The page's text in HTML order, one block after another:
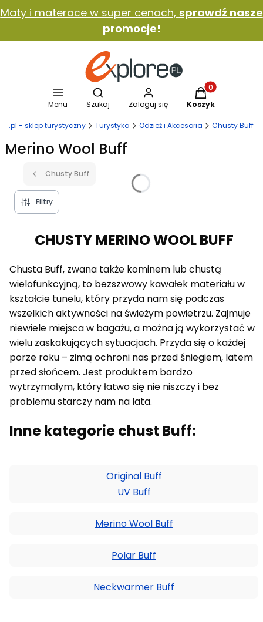
Maty i materace w super cenach, sprawdź nasze
promocje!
Menu
Otwórz wyszukiwarkę
Szukaj Zaloguj się
Produkty w
Koszyk
- sklep turystyczny Turystyka Odzież i Akcesoria Chusty Buff
Merino Wool Buff
Chusty Buff
Filtry
CHUSTY MERINO WOOL BUFF
Chusta Buff, zwana także kominem lub chustą
wielofunkcyjną, to bezszwowy kawałek materiału w
kształcie tunelu, który przyda nam się podczas
wszelkich aktywności na świeżym powietrzu. Zajmuje
niewiele miejsca w bagażu, a można ją wykorzystać w
wielu zaskakujących sytuacjach. Przyda się o każdej
porze roku – zimą ochroni nas przed śniegiem, latem
przed słońcem. Jest produktem bardzo
wytrzymałym, który łatwo się nie niszczy i bez
problemu starczy nam na lata.
Inne kategorie chust Buff:
Original Buff
UV Buff
Merino Wool Buff
Polar Buff
Neckwarmer Buff